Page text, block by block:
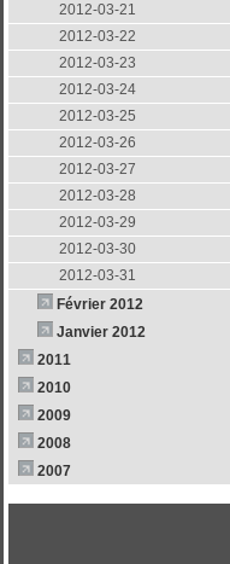
2012-03-21
2012-03-22
2012-03-23
2012-03-24
2012-03-25
2012-03-26
2012-03-27
2012-03-28
2012-03-29
2012-03-30
2012-03-31
Février 2012
Janvier 2012
2011
2010
2009
2008
2007